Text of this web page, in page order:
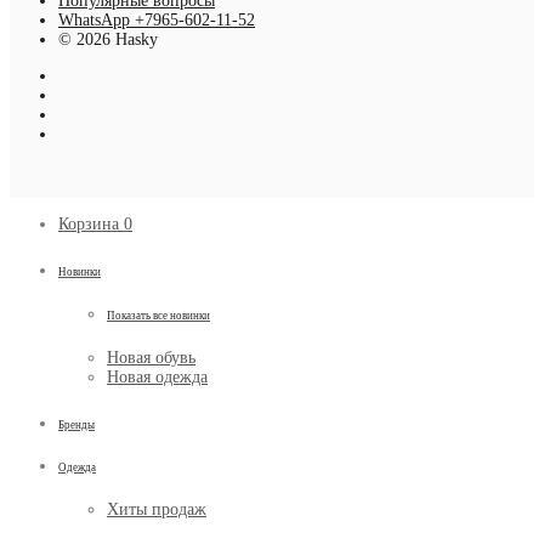
WhatsApp +7965-602-11-52
© 2026 Hasky
Корзина 0
Новинки
Показать все новинки
Новая обувь
Новая одежда
Бренды
Одежда
Хиты продаж